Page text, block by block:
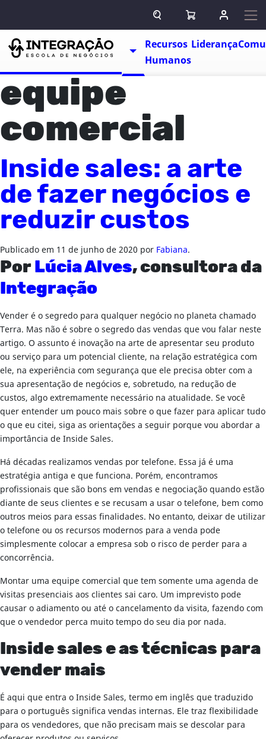
ABRIR CAMPO DE BUSCA
ABRIR CARRINHO
ENTRAR
Escolas
TOGGLE DROPDOWN
Recursos
Humanos
Liderança
equipe
comercial
Inside sales: a arte
de fazer negócios e
reduzir custos
Publicado em 11 de junho de 2020 por Fabiana.
Por Lúcia Alves, consultora da
Integração
Vender é o segredo para qualquer negócio no planeta chamado
Terra. Mas não é sobre o segredo das vendas que vou falar neste
artigo. O assunto é inovação na arte de apresentar seu produto
ou serviço para um potencial cliente, na relação estratégica com
ele, na experiência com segurança que ele precisa obter com a
sua apresentação de negócios e, sobretudo, na redução de
custos, algo extremamente necessário na atualidade. Se você
quer entender um pouco mais sobre o que fazer para aplicar tudo
o que eu citei, siga as orientações a seguir porque vou abordar a
importância de Inside Sales.
Há décadas realizamos vendas por telefone. Essa já é uma
estratégia antiga e que funciona. Porém, encontramos
profissionais que são bons em vendas e negociação quando estão
diante de seus clientes e se recusam a usar o telefone, bem como
outros meios para essas finalidades. No entanto, deixar de utilizar
o telefone ou os recursos modernos para a venda pode
simplesmente colocar a empresa sob o risco de perder para a
concorrência.
Montar uma equipe comercial que tem somente uma agenda de
visitas presenciais aos clientes sai caro. Um imprevisto pode
causar o adiamento ou até o cancelamento da visita, fazendo com
que o vendedor perca muito tempo do seu dia por nada.
Inside sales e as técnicas para
vender mais
É aqui que entra o Inside Sales, termo em inglês que traduzido
para o português significa vendas internas. Ele traz flexibilidade
para os vendedores, que não precisam mais se descolar para